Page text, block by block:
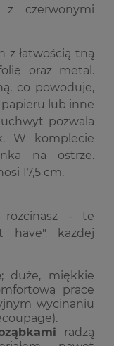
czerwonymi
z łatwością tną
oraz metal.
co powoduje,
lub inne
pozwala
W komplecie
na ostrze.
17,5 cm.
rozcinasz - te
have" każdej
; duże, miękkie
prace
wycinaniu
radzą